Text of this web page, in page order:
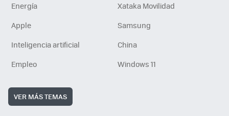
Energía
Xataka Movilidad
Apple
Samsung
Inteligencia artificial
China
Empleo
Windows 11
VER MÁS TEMAS